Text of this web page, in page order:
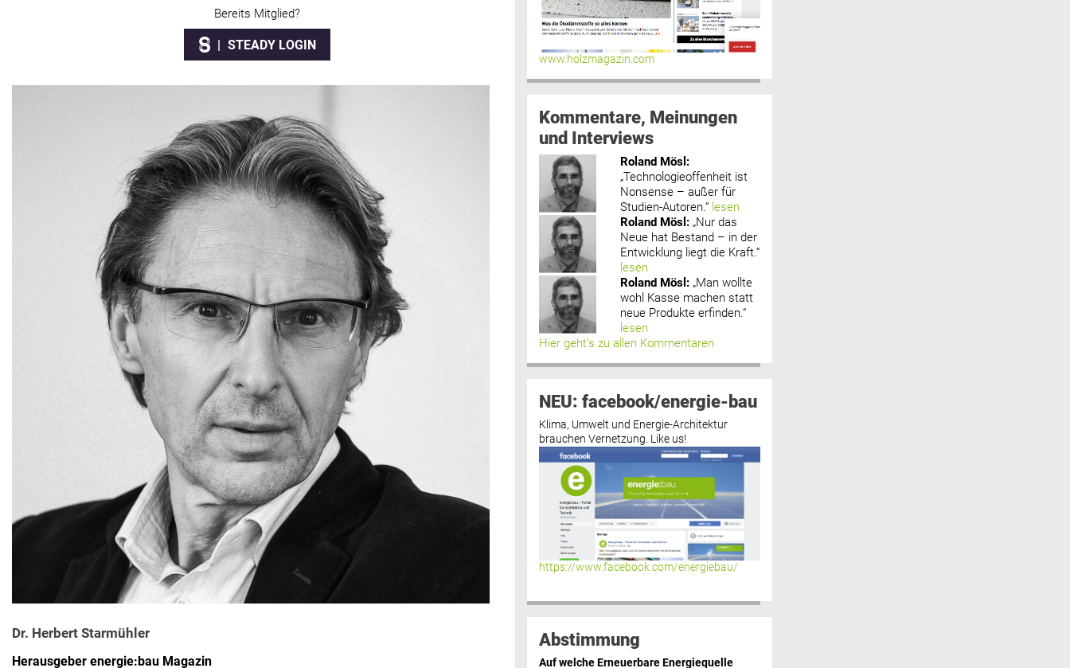
Bereits Mitglied?
STEADY LOGIN
Dr. Herbert Starmühler
Herausgeber energie:bau Magazin
www.holzmagazin.com
Kommentare, Meinungen
und Interviews
Roland Mösl :
„Technologieoffenheit ist
Nonsense – außer für
Studien-Autoren.“ lesen
Roland Mösl : „Nur das
Neue hat Bestand – in der
Entwicklung liegt die Kraft.“
lesen
Roland Mösl : „Man wollte
wohl Kasse machen statt
neue Produkte erfinden.“
lesen
Hier geht’s zu allen Kommentaren
NEU: facebook/energie-bau
Klima, Umwelt und Energie-Architektur
brauchen Vernetzung. Like us!
https://www.facebook.com/energiebau/
Abstimmung
Auf welche Erneuerbare Energiequelle